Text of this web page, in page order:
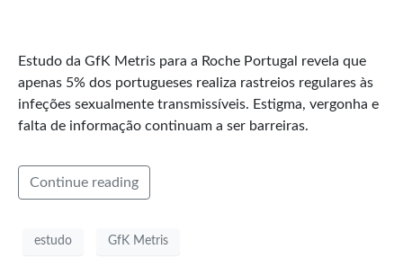
Estudo da GfK Metris para a Roche Portugal revela que
apenas 5% dos portugueses realiza rastreios regulares às
infeções sexualmente transmissíveis. Estigma, vergonha e
falta de informação continuam a ser barreiras.
Continue reading
estudo GfK Metris